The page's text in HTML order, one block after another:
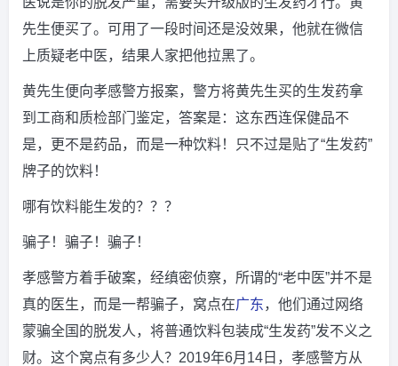
先生便买了。可用了一段时间还是没效果，他就在微信
上质疑老中医，结果人家把他拉黑了。
黄先生便向孝感警方报案，警方将黄先生买的生发药拿
到工商和质检部门鉴定，答案是：这东西连保健品不
是，更不是药品，而是一种饮料！只不过是贴了“生发药”
牌子的饮料！
哪有饮料能生发的？？？
骗子！骗子！骗子！
孝感警方着手破案，经缜密侦察，所谓的“老中医”并不是
真的医生，而是一帮骗子，窝点在广东，他们通过网络
蒙骗全国的脱发人，将普通饮料包装成“生发药”发不义之
财。这个窝点有多少人？2019年6月14日，孝感警方从